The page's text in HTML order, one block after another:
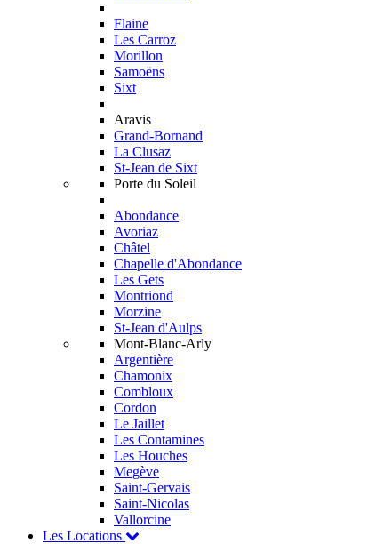
Flaine
Les Carroz
Morillon
Samoëns
Sixt
Aravis
Grand-Bornand
La Clusaz
St-Jean de Sixt
Porte du Soleil
Abondance
Avoriaz
Châtel
Chapelle d'Abondance
Les Gets
Montriond
Morzine
St-Jean d'Aulps
Mont-Blanc-Arly
Argentière
Chamonix
Combloux
Cordon
Le Jaillet
Les Contamines
Les Houches
Megève
Saint-Gervais
Saint-Nicolas
Vallorcine
Les Locations